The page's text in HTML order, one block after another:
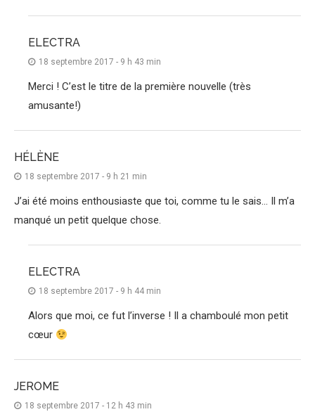
ELECTRA
18 septembre 2017 - 9 h 43 min
Merci ! C’est le titre de la première nouvelle (très
amusante!)
HÉLÈNE
18 septembre 2017 - 9 h 21 min
J’ai été moins enthousiaste que toi, comme tu le sais… Il m’a
manqué un petit quelque chose.
ELECTRA
18 septembre 2017 - 9 h 44 min
Alors que moi, ce fut l’inverse ! Il a chamboulé mon petit
cœur
JEROME
18 septembre 2017 - 12 h 43 min